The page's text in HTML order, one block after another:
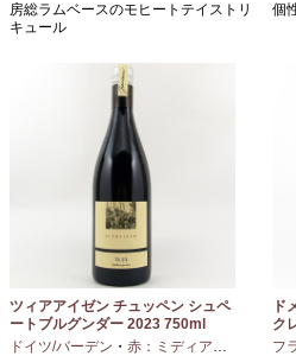
房総ラムベースのモヒートテイストリ
キュール
個
ツィアアイゼン チュッペン シュペ
ートブルグンダー 2023 750ml
ドイツ/バーデン ・ 赤：ミディアムボディ ・
ド
ク
フ